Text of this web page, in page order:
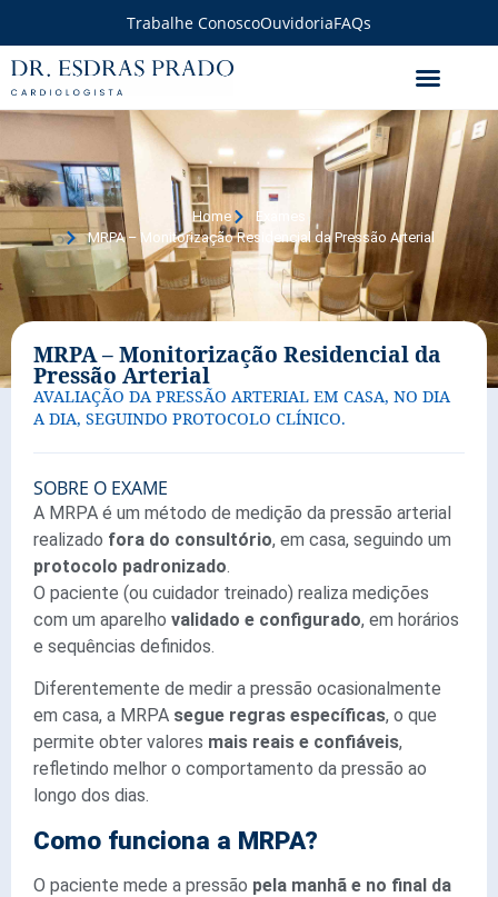
Trabalhe ConoscoOuvidoriaFAQs
Home
Exames
MRPA – Monitorização Residencial da Pressão Arterial
MRPA – Monitorização Residencial da
Pressão Arterial
AVALIAÇÃO DA PRESSÃO ARTERIAL EM CASA, NO DIA
A DIA, SEGUINDO PROTOCOLO CLÍNICO.
SOBRE O EXAME
A MRPA é um método de medição da pressão arterial
realizado fora do consultório, em casa, seguindo um
protocolo padronizado.
O paciente (ou cuidador treinado) realiza medições
com um aparelho validado e configurado, em horários
e sequências definidos.
Diferentemente de medir a pressão ocasionalmente
em casa, a MRPA segue regras específicas, o que
permite obter valores mais reais e confiáveis,
refletindo melhor o comportamento da pressão ao
longo dos dias.
Como funciona a MRPA?
O paciente mede a pressão pela manhã e no final da